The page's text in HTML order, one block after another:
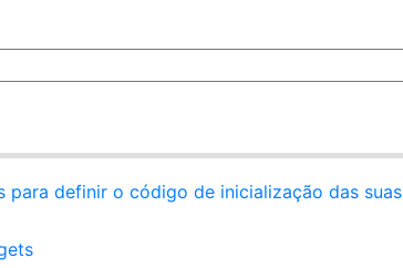
definir o código de inicialização das suas